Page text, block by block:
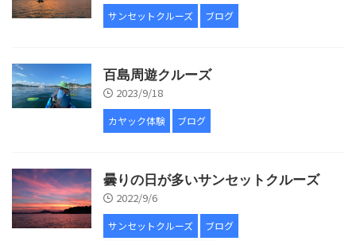
サンセットクルーズ ブログ
百島周遊クルーズ
2023/9/18
カヤック体験 ブログ
曇りの日が多いサンセットクルーズ
2022/9/6
サンセットクルーズ
ブログ